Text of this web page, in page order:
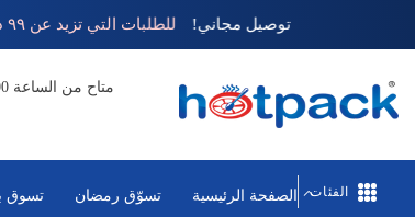
توصيل مجاني! للطلبات التي تزيد عن ٩٩
الفئات الصفحة الرئيسية تسوّق رمضان تسوق